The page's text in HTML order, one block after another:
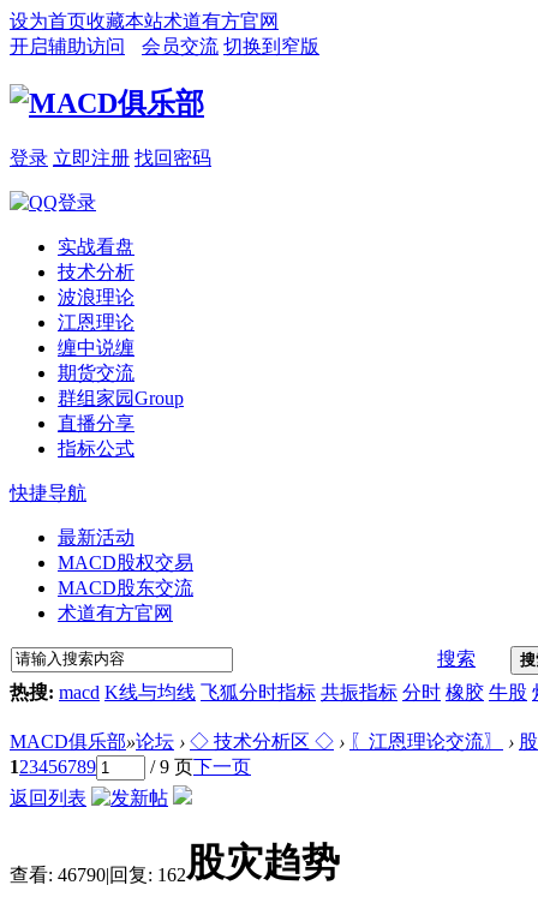
设为首页收藏本站术道有方官网
开启辅助访问
会员交流 切换到窄版
登录 立即注册 找回密码
实战看盘
技术分析
波浪理论
江恩理论
缠中说缠
期货交流
群组家园Group
直播分享
指标公式
快捷导航
最新活动
MACD股权交易
MACD股东交流
术道有方官网
搜索
热搜: macd K线与均线 飞狐分时指标 共振指标 分时 橡胶 牛股
MACD俱乐部»论坛 › ◇ 技术分析区 ◇ › 〖江恩理论交流〗 ›
123456789 / 9 页下一页
返回列表
查看: 46790|回复: 162股灾趋势